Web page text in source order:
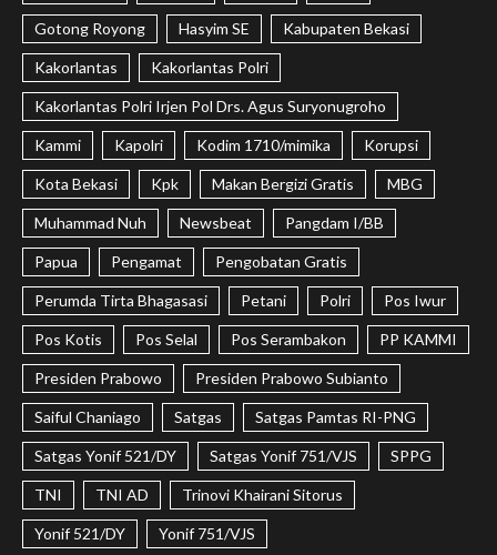
Gotong Royong Hasyim SE Kabupaten Bekasi
Kakorlantas Kakorlantas Polri
Kakorlantas Polri Irjen Pol Drs. Agus Suryonugroho
Kammi Kapolri Kodim 1710/mimika Korupsi
Kota Bekasi Kpk Makan Bergizi Gratis MBG
Muhammad Nuh Newsbeat Pangdam I/BB
Papua Pengamat Pengobatan Gratis
Perumda Tirta Bhagasasi Petani Polri Pos Iwur
Pos Kotis Pos Selal Pos Serambakon PP KAMMI
Presiden Prabowo Presiden Prabowo Subianto
Saiful Chaniago Satgas Satgas Pamtas RI-PNG
Satgas Yonif 521/DY Satgas Yonif 751/VJS SPPG
TNI TNI AD Trinovi Khairani Sitorus
Yonif 521/DY Yonif 751/VJS